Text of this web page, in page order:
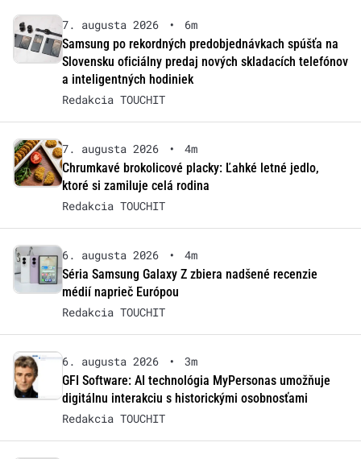
7. augusta 2026 •
6m
Samsung po rekordných predobjednávkach spúšťa na
Slovensku oficiálny predaj nových skladacích telefónov
a inteligentných hodiniek
Redakcia TOUCHIT
7. augusta 2026 •
4m
Chrumkavé brokolicové placky: Ľahké letné jedlo,
ktoré si zamiluje celá rodina
Redakcia TOUCHIT
6. augusta 2026 •
4m
Séria Samsung Galaxy Z zbiera nadšené recenzie
médií naprieč Európou
Redakcia TOUCHIT
6. augusta 2026 •
3m
GFI Software: AI technológia MyPersonas umožňuje
digitálnu interakciu s historickými osobnosťami
Redakcia TOUCHIT